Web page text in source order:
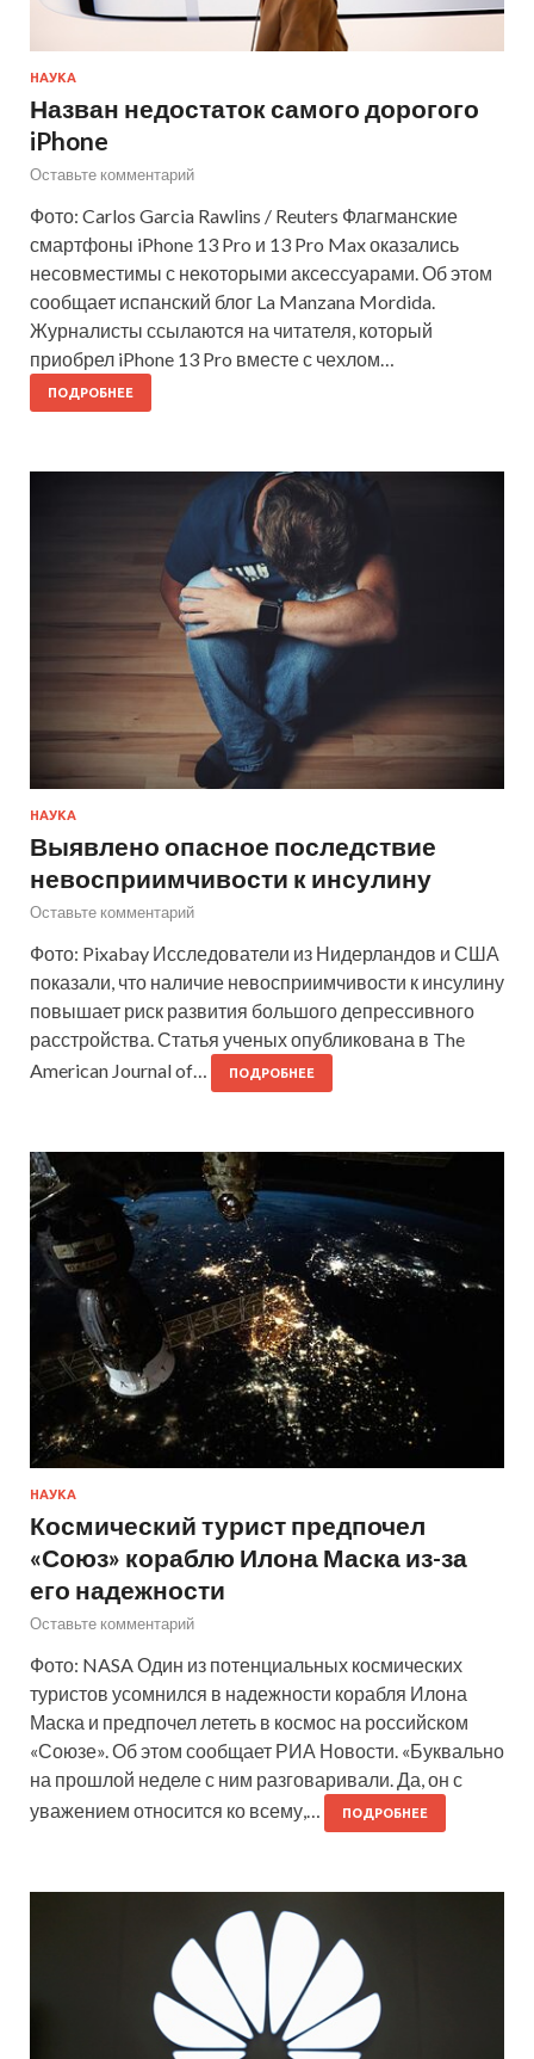
НАУКА
Назван недостаток самого дорогого
iPhone
Оставьте комментарий
Фото: Carlos Garcia Rawlins / Reuters Флагманские
смартфоны iPhone 13 Pro и 13 Pro Max оказались
несовместимы с некоторыми аксессуарами. Об этом
сообщает испанский блог La Manzana Mordida.
Журналисты ссылаются на читателя, который
приобрел iPhone 13 Pro вместе с чехлом…
ПОДРОБНЕЕ
НАУКА
Выявлено опасное последствие
невосприимчивости к инсулину
Оставьте комментарий
Фото: Pixabay Исследователи из Нидерландов и США
показали, что наличие невосприимчивости к инсулину
повышает риск развития большого депрессивного
расстройства. Статья ученых опубликована в The
American Journal of…
ПОДРОБНЕЕ
НАУКА
Космический турист предпочел
«Союз» кораблю Илона Маска из-за
его надежности
Оставьте комментарий
Фото: NASA Один из потенциальных космических
туристов усомнился в надежности корабля Илона
Маска и предпочел лететь в космос на российском
«Союзе». Об этом сообщает РИА Новости. «Буквально
на прошлой неделе с ним разговаривали. Да, он с
уважением относится ко всему,…
ПОДРОБНЕЕ